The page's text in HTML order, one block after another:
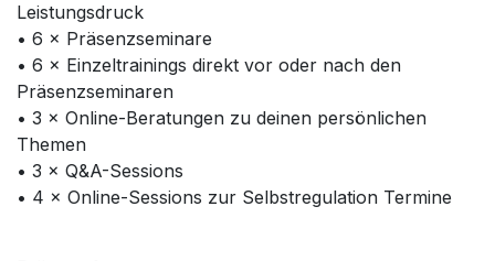
Leistungsdruck
• 6 × Präsenzseminare
• 6 × Einzeltrainings direkt vor oder nach den
Präsenzseminaren
• 3 × Online-Beratungen zu deinen persönlichen
Themen
• 3 × Q&A-Sessions
• 4 × Online-Sessions zur Selbstregulation Termine